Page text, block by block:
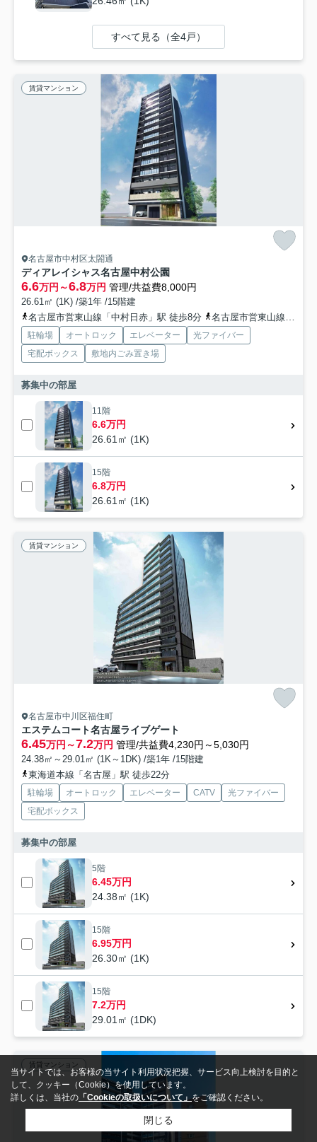
すべて見る（全4戸）
賃貸マンション
名古屋市中村区太閤通
ディアレイシャス名古屋中村公園
6.6万円～6.8万円 管理/共益費8,000円
26.61㎡ (1K) /築1年 /15階建
名古屋市営東山線「中村日赤」駅 徒歩8分
名古屋市営東山線「中村公園」駅 徒歩7分
駐輪場 オートロック エレベーター
光ファイバー
宅配ボックス
敷地内ごみ置き場
募集中の部屋
11階
6.6万円
26.61㎡ (1K)
15階
6.8万円
26.61㎡ (1K)
賃貸マンション
名古屋市中川区福住町
エステムコート名古屋ライブゲート
6.45万円～7.2万円 管理/共益費4,230円～5,030円
24.38㎡～29.01㎡ (1K～1DK) /築1年 /15階建
東海道本線「名古屋」駅 徒歩22分
駐輪場 オートロック エレベーター CATV
光ファイバー
宅配ボックス
募集中の部屋
5階
6.45万円
24.38㎡ (1K)
15階
6.95万円
26.30㎡ (1K)
15階
7.2万円
29.01㎡ (1DK)
賃貸マンション
当サイトでは、お客様の当サイト利用状況把握、サービス向上検討を目的と
して、クッキー（Cookie）を使用しています。
詳しくは、当社の 「Cookieの取扱いについて」をご確認ください。
閉じる